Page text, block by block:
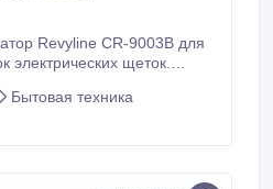
Revyline CR-9003B для
электрических щеток.
головки за 5
Бытовая техника